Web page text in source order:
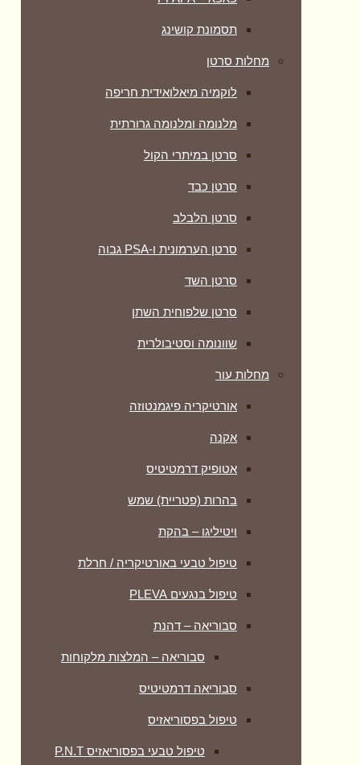
תסמונת קושינג
מחלות סרטן
לוקמיה מיאלואידית חריפה
מלנומה ומלנומה גרורתית
סרטן במיתרי הקול
סרטן כבד
סרטן הלבלב
סרטן הערמונית ו-PSA גבוה
סרטן השד
סרטן שלפוחית השתן
שוונומה וסטיבולרית
מחלות עור
אורטיקריה פיגמנטוזה
אקנה
אטופיק דרמטיטיס
בהרות (פטריית) שמש
ויטיליגו – בהקת
טיפול טבעי באורטיקריה / חרלת
טיפול בנגעים PLEVA
סבוריאה – דהנת
סבוריאה – המלצות מלקוחות
סבוריאה דרמטיטיס
טיפול בפסוריאזיס
טיפול טבעי בפסוריאזיס P.N.T